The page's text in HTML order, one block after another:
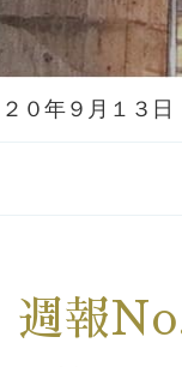
年９月１３日
週報